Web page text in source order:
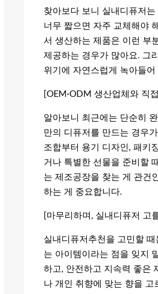
찾아보다 보니 실내디퓨저
너무 짧으면 자주 교체해야
서 생산하는 제품은 이런 부
제공하는 경우가 많아요. 그
위기에 자연스럽게 녹아들
[OEM·ODM 생산업체와 직
알아보니 최근에는 단순히
만의 디퓨저를 만드는 경우
조합부터 용기 디자인, 패키
거나 특별한 선물을 준비할
는 제조공장을 찾는 게 관건
하는 게 중요합니다.
[마무리하며, 실내디퓨저 고
실내디퓨저추천을 고민할
는 아이템이라는 점을 잊지
하고, 안전하고 지속력 좋은
나 개인 취향에 맞는 향을